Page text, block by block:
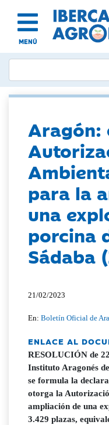
MENÚ
Aragón:
para la
una
porcina
Sádaba
21/02/2023
En:Boletín Oficial de
ENLACE AL
RESOLUCIÓN de
Instituto Aragonés
se formula la
otorga la
ampliación de una
3.429 plazas,